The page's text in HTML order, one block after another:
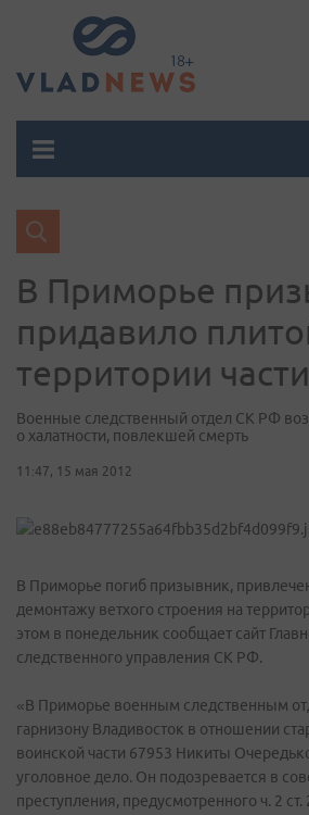
В Приморье
придавило
территории части
Военные следственный отдел СК РФ
о халатности, повлекшей смерть
11:47, 15 мая 2012
В Приморье погиб призывник,
демонтажу ветхого строения на
этом в понедельник сообщает сайт
следственного управления СК РФ.
«В Приморье военным следственным
гарнизону Владивосток в отношении
воинской части 67953 Никиты
уголовное дело. Он подозревается в
преступления, предусмотренного ч. 2